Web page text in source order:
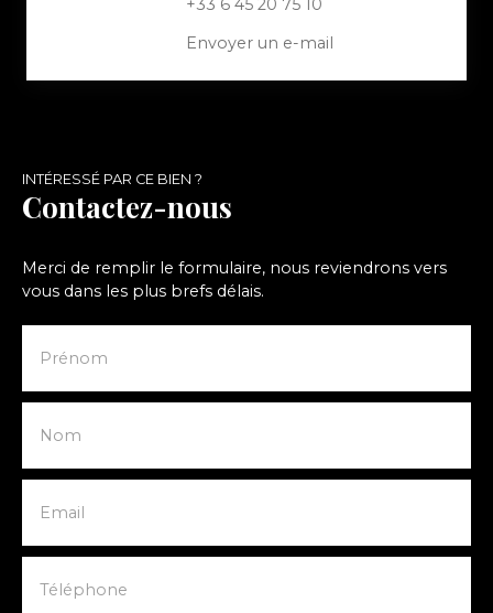
+33 6 45 20 75 10
Envoyer un e-mail
INTÉRESSÉ PAR CE BIEN ?
Contactez-nous
Merci de remplir le formulaire, nous reviendrons vers
vous dans les plus brefs délais.
Prénom
Nom
Email
Téléphone